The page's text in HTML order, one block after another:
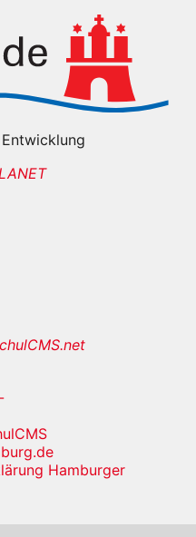
Hamburger